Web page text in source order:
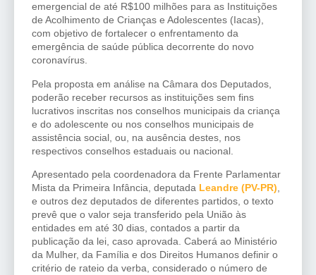
emergencial de até R$100 milhões para as Instituições
de Acolhimento de Crianças e Adolescentes (Iacas),
com objetivo de fortalecer o enfrentamento da
emergência de saúde pública decorrente do novo
coronavírus.
Pela proposta em análise na Câmara dos Deputados,
poderão receber recursos as instituições sem fins
lucrativos inscritas nos conselhos municipais da criança
e do adolescente ou nos conselhos municipais de
assistência social, ou, na ausência destes, nos
respectivos conselhos estaduais ou nacional.
Apresentado pela coordenadora da Frente Parlamentar
Mista da Primeira Infância, deputada Leandre (PV-PR),
e outros dez deputados de diferentes partidos, o texto
prevê que o valor seja transferido pela União às
entidades em até 30 dias, contados a partir da
publicação da lei, caso aprovada. Caberá ao Ministério
da Mulher, da Família e dos Direitos Humanos definir o
critério de rateio da verba, considerado o número de